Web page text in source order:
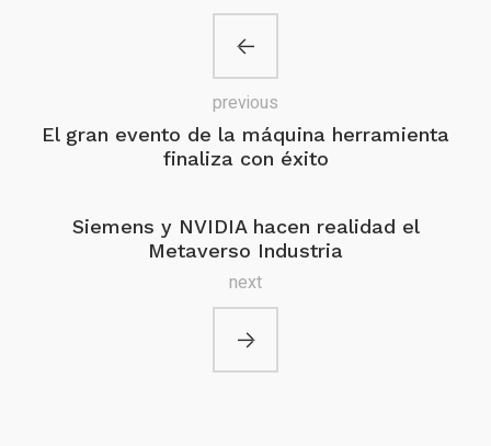
El gran evento de la máquina herramienta
finaliza con éxito
previous
Siemens y NVIDIA hacen realidad el
Metaverso Industria
next